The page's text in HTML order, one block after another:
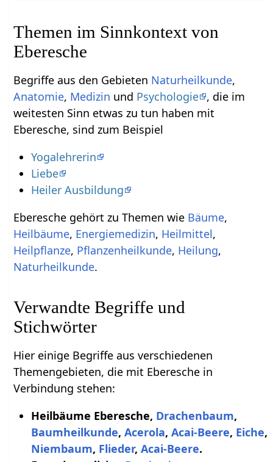
Themen im Sinnkontext von
Eberesche
Begriffe aus den Gebieten Naturheilkunde,
Anatomie, Medizin und Psychologie , die im
weitesten Sinn etwas zu tun haben mit
Eberesche, sind zum Beispiel
Yogalehrerin
Liebe
Heiler Ausbildung
Eberesche gehört zu Themen wie Bäume,
Heilbäume, Energiemedizin, Heilmittel,
Heilpflanze, Pflanzenheilkunde, Heilung,
Naturheilkunde.
Verwandte Begriffe und
Stichwörter
Hier einige Begriffe aus verschiedenen
Themengebieten, die mit Eberesche in
Verbindung stehen:
Heilbäume Eberesche, Drachenbaum,
Baumheilkunde, Acerola, Acai-Beere, Eiche,
Niembaum, Flieder, Acai-Beere.